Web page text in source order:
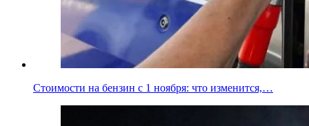
Стоимости на бензин с 1 ноября: что изменится,…